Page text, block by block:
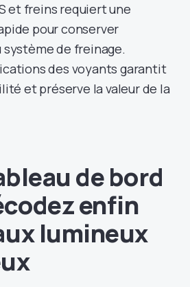
et freins requiert une
pour conserver
système de freinage.
des voyants garantit
et préserve la valeur de la
de bord
enfin
lumineux